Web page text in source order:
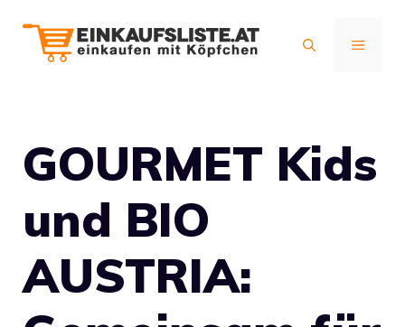
Inhalt
MENÜ
GOURMET Kids
und BIO
AUSTRIA: